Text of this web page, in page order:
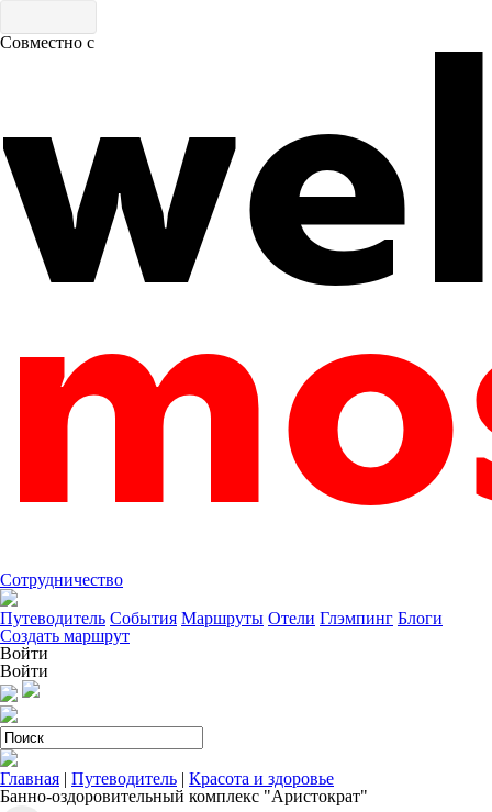
Совместно с
Сотрудничество
Путеводитель События Маршруты Отели Глэмпинг Блоги
Создать маршрут
Войти
Войти
Главная | Путеводитель | Красота и здоровье
Банно-оздоровительный комплекс "Аристократ"